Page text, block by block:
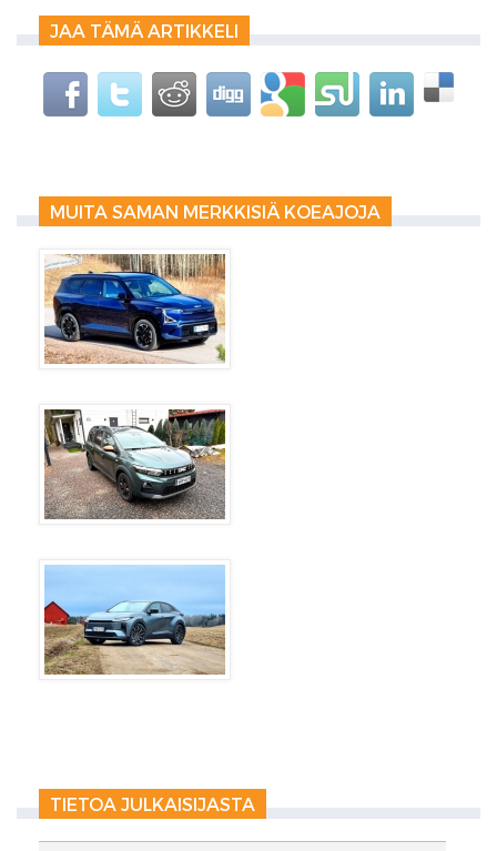
JAA TÄMÄ ARTIKKELI
MUITA SAMAN MERKKISIÄ KOEAJOJA
TIETOA JULKAISIJASTA